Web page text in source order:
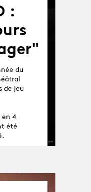
Album
:
du
de jeu
en 4
été